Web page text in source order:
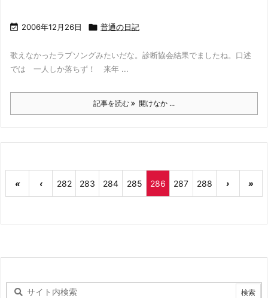
 2006年12月26日  普通の日記
歌えなかったラブソングみたいだな。診断協会結果でましたね。口述
では 一人しか落ちず！ 来年 ...
記事を読む 開けなか ...
« ‹ 282 283 284 285 286 287 288 › »